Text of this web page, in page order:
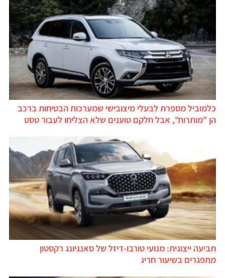
כלמוביל מספרת לבעלי מיצובישי שמערכות הבטיחות ברכב
הן "מותרות", אבל חלקם טוענים שלא הצליחו לעבור טסט
תביעה ייצוגית: מנועי טורבו-דיזל של סאנגיונג רקסטון
מתפגרים בשיעור חריג